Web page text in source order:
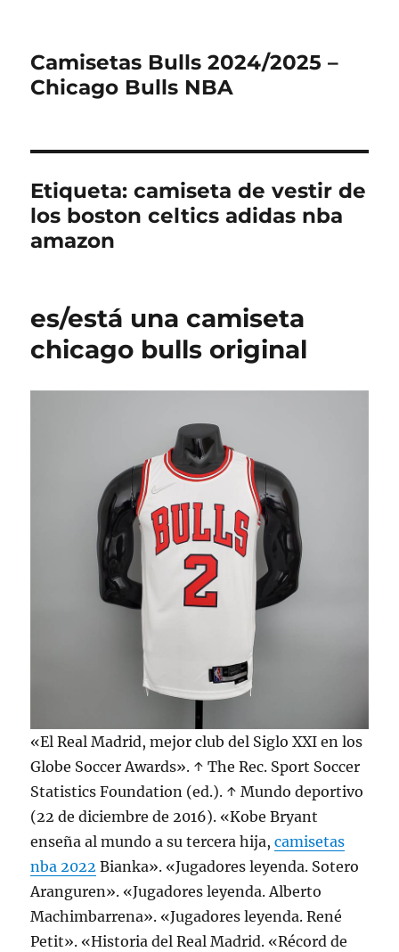
Camisetas Bulls 2024/2025 –
Chicago Bulls NBA
Etiqueta:camiseta de vestir de
los boston celtics adidas nba
amazon
es/está una camiseta
chicago bulls original
«El Real Madrid, mejor club del Siglo XXI en los
Globe Soccer Awards». ↑ The Rec. Sport Soccer
Statistics Foundation (ed.). ↑ Mundo deportivo
(22 de diciembre de 2016). «Kobe Bryant
enseña al mundo a su tercera hija,camisetas
nba 2022 Bianka». «Jugadores leyenda. Sotero
Aranguren». «Jugadores leyenda. Alberto
Machimbarrena». «Jugadores leyenda. René
Petit». «Historia del Real Madrid. «Récord de